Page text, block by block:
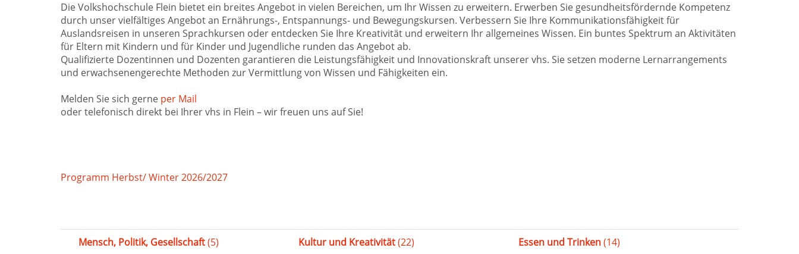
Die Volkshochschule Flein bietet ein breites Angebot in vielen Bereichen, um Ihr Wissen zu erweitern. Erwerben Sie gesundheitsfördernde Kompetenz
durch unser vielfältiges Angebot an Ernährungs-, Entspannungs- und Bewegungskursen. Verbessern Sie Ihre Kommunikationsfähigkeit für
Auslandsreisen in unseren Sprachkursen oder entdecken Sie Ihre Kreativität und erweitern Ihr allgemeines Wissen. Ein buntes Spektrum an Aktivitäten
für Eltern mit Kindern und für Kinder und Jugendliche runden das Angebot ab.
Qualifizierte Dozentinnen und Dozenten garantieren die Leistungsfähigkeit und Innovationskraft unserer vhs. Sie setzen moderne Lernarrangements
und erwachsenengerechte Methoden zur Vermittlung von Wissen und Fähigkeiten ein.
Melden Sie sich gerne per Mail
oder telefonisch direkt bei Ihrer vhs in Flein – wir freuen uns auf Sie!
Programm Herbst/ Winter 2026/2027
Mensch, Politik, Gesellschaft(5) Kultur und Kreativität(22) Essen und Trinken(14)